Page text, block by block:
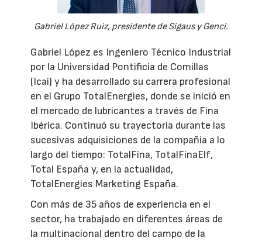
Gabriel López Ruiz, presidente de Sigaus y Genci.
Gabriel López es Ingeniero Técnico Industrial
por la Universidad Pontificia de Comillas
(Icai) y ha desarrollado su carrera profesional
en el Grupo TotalEnergies, donde se inició en
el mercado de lubricantes a través de Fina
Ibérica. Continuó su trayectoria durante las
sucesivas adquisiciones de la compañía a lo
largo del tiempo: TotalFina, TotalFinaElf,
Total España y, en la actualidad,
TotalEnergies Marketing España.
Con más de 35 años de experiencia en el
sector, ha trabajado en diferentes áreas de
la multinacional dentro del campo de la